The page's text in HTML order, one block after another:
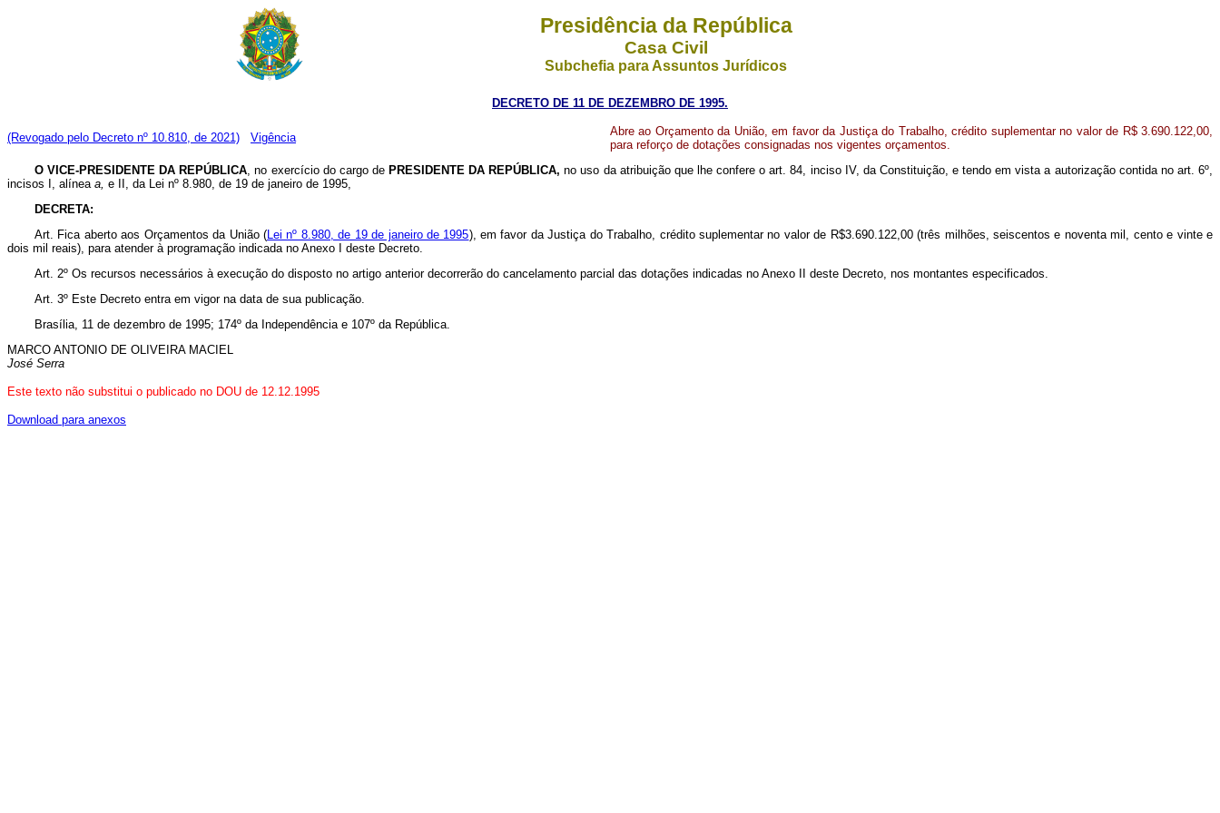
Presidência da República
Casa Civil
Subchefia para Assuntos Jurídicos
DECRETO DE 11 DE DEZEMBRO DE 1995.
(Revogado pelo Decreto nº 10.810, de 2021) Vigência
Abre ao Orçamento da União, em favor da Justiça do Trabalho, crédito suplementar no valor de R$ 3.690.122,00,
para reforço de dotações consignadas nos vigentes orçamentos.
O VICE-PRESIDENTE DA REPÚBLICA, no exercício do cargo de PRESIDENTE DA REPÚBLICA,no uso da atribuição que lhe confere o art. 84, inciso IV, da Constituição, e tendo em vista a autorização contida no art. 6º,
incisos I, alínea a, e II, da Lei nº 8.980, de 19 de janeiro de 1995,
DECRETA:
Art. Fica aberto aos Orçamentos da União (Lei nº 8.980, de 19 de janeiro de 1995), em favor da Justiça do Trabalho, crédito suplementar no valor de R$3.690.122,00 (três milhões, seiscentos e noventa mil, cento e vinte e
dois mil reais), para atender à programação indicada no Anexo I deste Decreto.
Art. 2º Os recursos necessários à execução do disposto no artigo anterior decorrerão do cancelamento parcial das dotações indicadas no Anexo II deste Decreto, nos montantes especificados.
Art. 3º Este Decreto entra em vigor na data de sua publicação.
Brasília, 11 de dezembro de 1995; 174º da Independência e 107º da República.
MARCO ANTONIO DE OLIVEIRA MACIEL
José Serra
Este texto não substitui o publicado no DOU de 12.12.1995
Download para anexos